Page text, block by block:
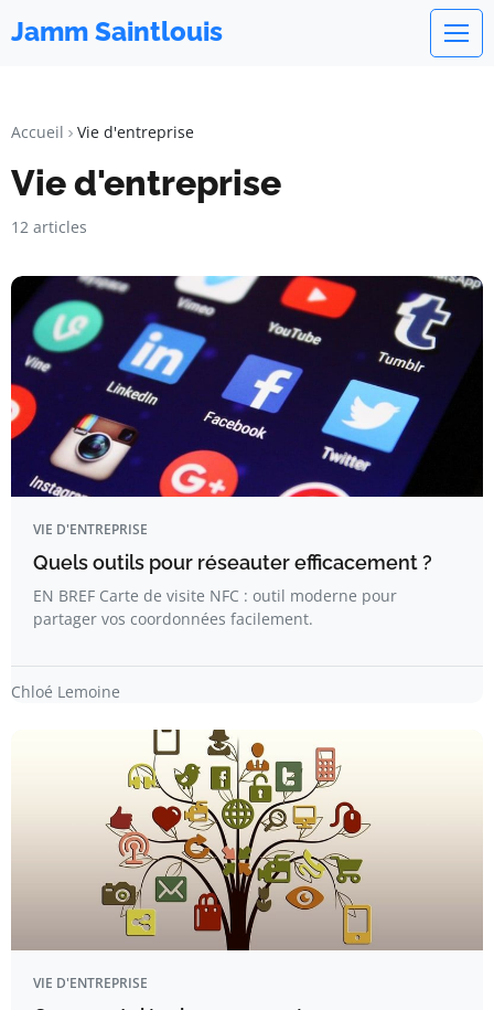
Jamm Saintlouis
Accueil Vie d'entreprise
Vie d'entreprise
12 articles
VIE D'ENTREPRISE
Quels outils pour réseauter efficacement ?
EN BREF Carte de visite NFC : outil moderne pour
partager vos coordonnées facilement.
Chloé Lemoine
VIE D'ENTREPRISE